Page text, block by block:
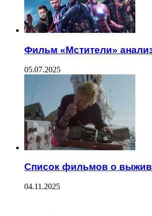
Фильм «Мстители»
05.07.2025
Список фильмов о
04.11.2025